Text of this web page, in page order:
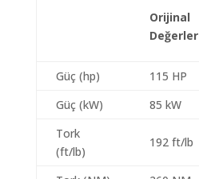
Orijinal
Değerler
Güç (hp) 115 HP
Güç (kW)
85 kW
Tork
(ft/lb)
192 ft/lb